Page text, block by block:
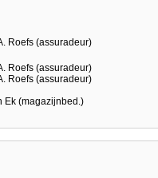
Roefs (assuradeur)
Roefs (assuradeur)
Roefs (assuradeur)
Ek (magazijnbed.)